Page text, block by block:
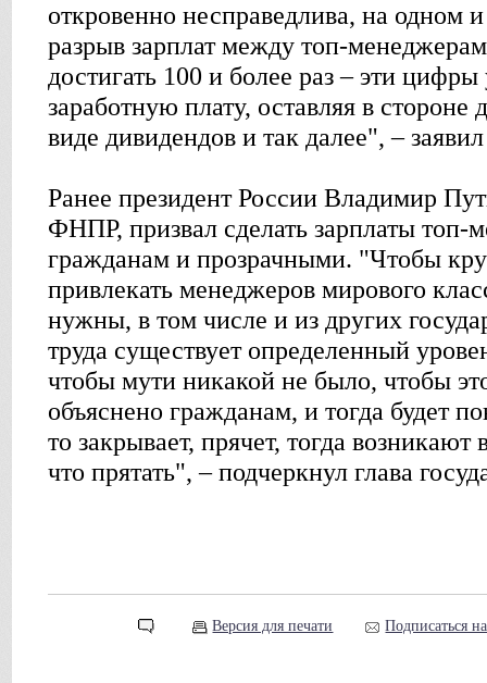
откровенно несправедлива, на одном
разрыв зарплат между топ-
достигать 100 и более раз – эти
заработную плату, оставляя в стороне
виде дивидендов и так далее", –
Ранее президент России Владимир
ФНПР, призвал сделать зарплаты
гражданам и прозрачными. "Чтобы
привлекать менеджеров мирового
нужны, в том числе и из других
труда существует определенный
чтобы мути никакой не было, чтобы
объяснено гражданам, и тогда будет
то закрывает, прячет, тогда возникают
что прятать", – подчеркнул глава
Версия для печати Подписаться